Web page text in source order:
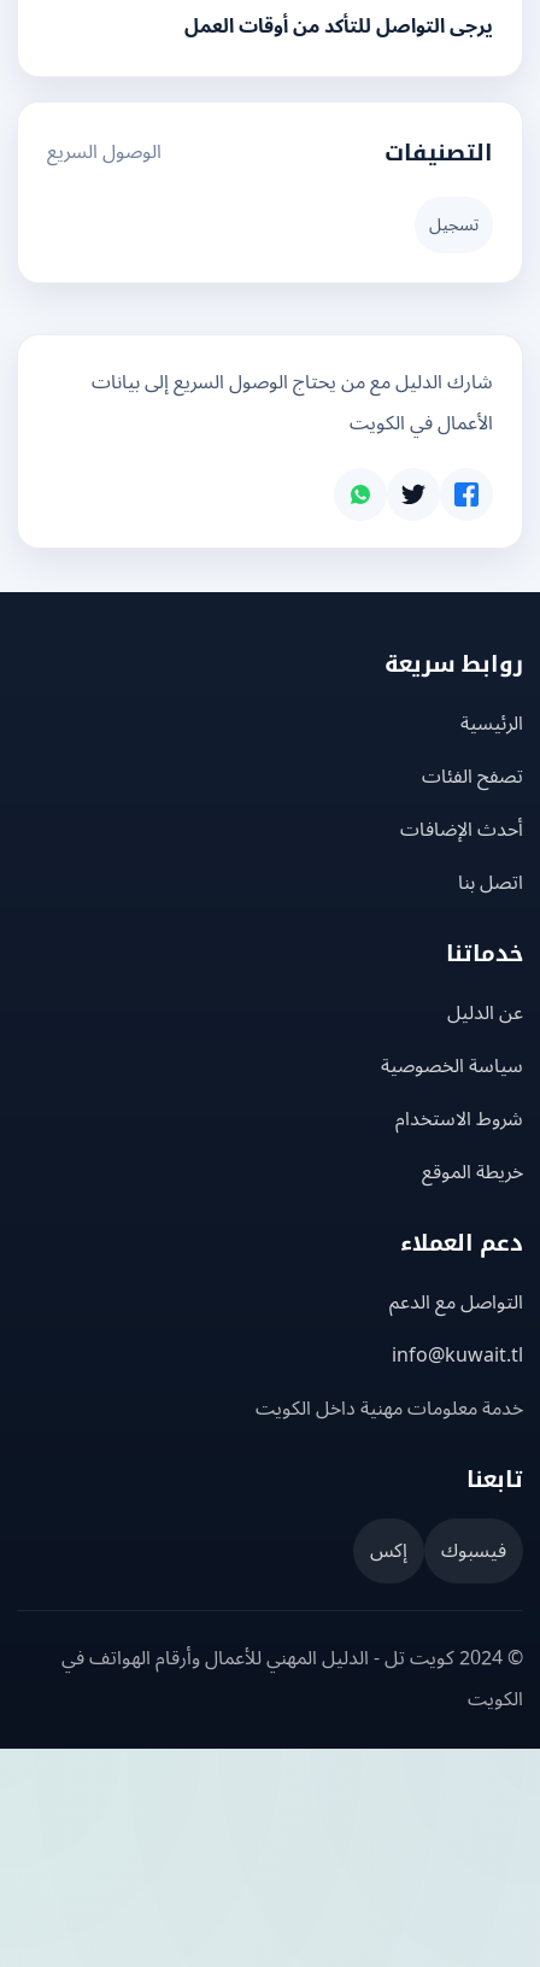
يرجى التواصل للتأكد من أوقات العمل
التصنيفات الوصول السريع
تسجيل
شارك الدليل مع من يحتاج الوصول السريع إلى بيانات
الأعمال في الكويت
سريعة
الفئات
الإضافات
بنا
الخصوصية
الاستخدام
الموقع
العملاء
مع الدعم
معلومات مهنية داخل الكويت
إكس
© 2024 كويت تل - الدليل المهني للأعمال وأرقام الهواتف في